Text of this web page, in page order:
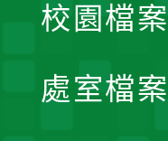
校園檔案
處室檔案